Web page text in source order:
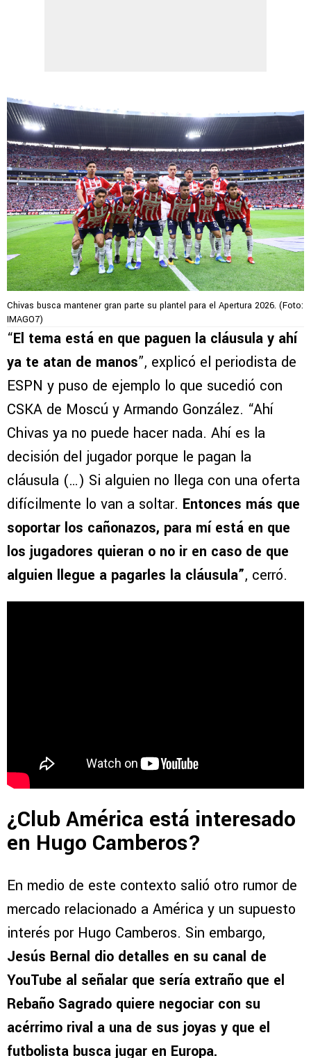
Chivas busca mantener gran parte su plantel para el Apertura 2026. (Foto:
IMAGO7)
“El tema está en que paguen la cláusula y ahí
ya te atan de manos”, explicó el periodista de
ESPN y puso de ejemplo lo que sucedió con
CSKA de Moscú y Armando González. “Ahí
Chivas ya no puede hacer nada. Ahí es la
decisión del jugador porque le pagan la
cláusula (…) Si alguien no llega con una oferta
difícilmente lo van a soltar. Entonces más que
soportar los cañonazos, para mí está en que
los jugadores quieran o no ir en caso de que
alguien llegue a pagarles la cláusula”, cerró.
¿Club América está interesado
en Hugo Camberos?
En medio de este contexto salió otro rumor de
mercado relacionado a América y un supuesto
interés por Hugo Camberos. Sin embargo,
Jesús Bernal dio detalles en su canal de
YouTube al señalar que sería extraño que el
Rebaño Sagrado quiere negociar con su
acérrimo rival a una de sus joyas y que el
futbolista busca jugar en Europa.